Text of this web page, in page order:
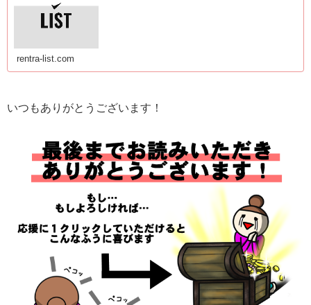
rentra-list.com
いつもありがとうございます！